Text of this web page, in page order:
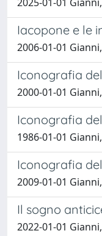
Iacopone e le
2006-01-01
Iconografia
2000-01-01
Iconografia
1986-01-01
Iconografia
2009-01-01
Il sogno
2022-01-01